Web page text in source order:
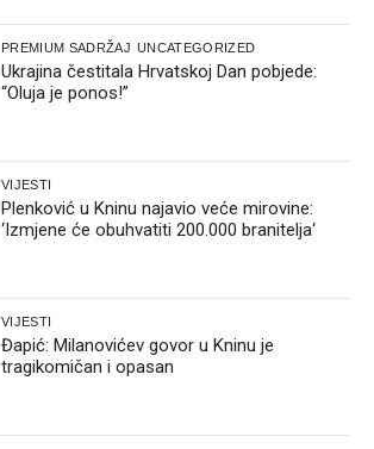
PREMIUM SADRŽAJ UNCATEGORIZED
Ukrajina čestitala Hrvatskoj Dan pobjede:
“Oluja je ponos!”
VIJESTI
Plenković u Kninu najavio veće mirovine:
‘Izmjene će obuhvatiti 200.000 branitelja‘
VIJESTI
Đapić: Milanovićev govor u Kninu je
tragikomičan i opasan